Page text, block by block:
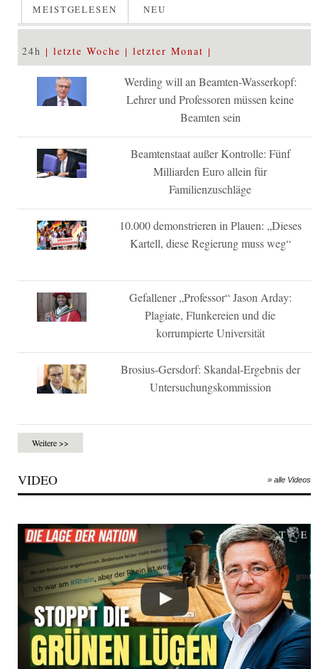
MEISTGELESEN NEU
24h letzte Woche letzter Monat
Werding will an Beamten-Wasserkopf:
Lehrer und Professoren müssen keine
Beamten sein
Beamtenstaat außer Kontrolle: Fünf
Milliarden Euro allein für
Familienzuschläge
10.000 demonstrieren in Plauen: „Dieses
Kartell, diese Regierung muss weg“
Gefallener „Professor“ Jason Arday:
Plagiate, Flunkereien und die
korrumpierte Universität
Brosius-Gersdorf: Skandal-Ergebnis der
Untersuchungskommission
Weitere >>
VIDEO » alle Videos